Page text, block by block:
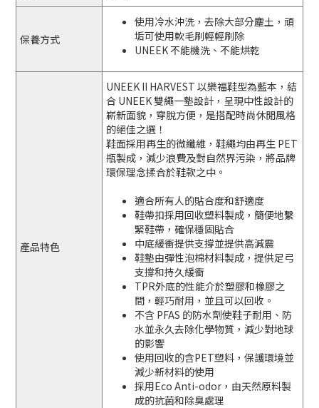
保養方式
使用冷水沖洗，去除大部分塵土，頑
垢可使用軟毛刷輕輕刷除
UNEEK 不能機洗、不能烘乾
產品特色
UNEEK II HARVEST 以樂福鞋型為藍本，結
合 UNEEK 雙繩一墊設計，呈現中性設計的
嶄新面貌，穿脫方便，是搭配時尚休閒風格
的絕佳之選！
鞋面採用再生的微纖維，鞋繩均由再生 PET
瓶製成，減少浪費及對自然界污染，將品牌
環保理念揉合於鞋款之中。
適合所有人的貼合度和舒適度
鞋帶扣採用回收塑料製成，簡便地繫
緊鞋帶，確保穩固貼合
中底緩衝提供支撐並提供高減震
鞋墊由彈性泡棉材料製成，提供足弓
支撐和持久緩衝
TPR外底的性能介於塑膠和橡膠之
間，輕巧耐用，並且可以回收。
不含 PFAS 的防水劑使鞋子耐用、防
水並永久去除化學物質，減少對地球
的影響
使用回收的含PET塑料，保護環境並
減少新材料的使用
採用Eco Anti-odor，由天然原料製
成的抗菌和除臭處理